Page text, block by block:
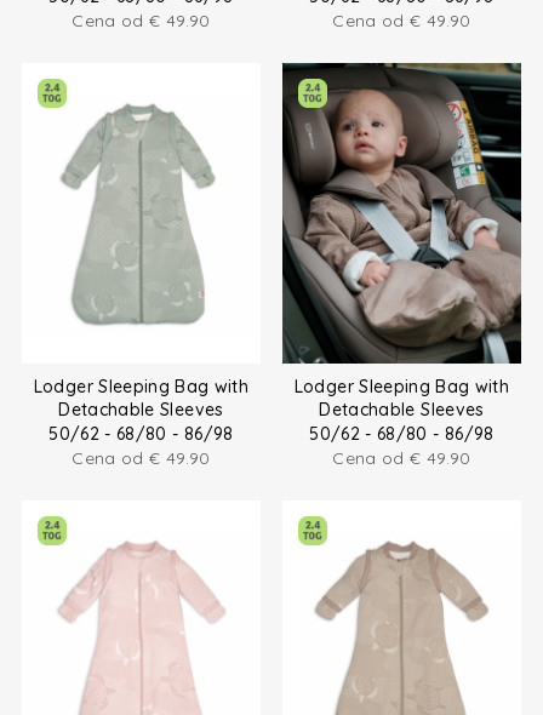
Cena od€ 49.90
Cena od€ 49.90
Lodger Sleeping Bag with
Detachable Sleeves
50/62 - 68/80 - 86/98
Cena od€ 49.90
Lodger Sleeping Bag with
Detachable Sleeves
50/62 - 68/80 - 86/98
Cena od€ 49.90